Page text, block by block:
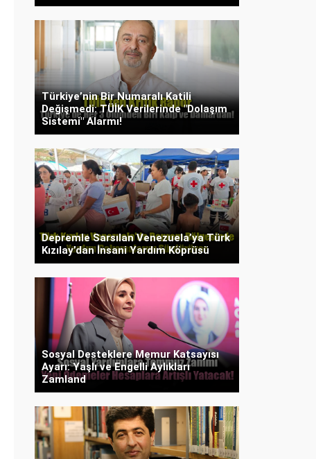
Türkiye’nin Bir Numaralı Katili
Değişmedi: TÜİK Verilerinde "Dolaşım
Sistemi" Alarmı!
Depremle Sarsılan Venezuela’ya Türk
Kızılay’dan İnsani Yardım Köprüsü
Sosyal Desteklere Memur Katsayısı
Ayarı: Yaşlı ve Engelli Aylıkları
Zamland